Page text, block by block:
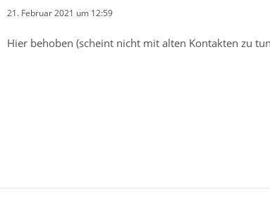
21. Februar 2021 um 12:59
Hier behoben (scheint nicht mit alten Kontakten zu